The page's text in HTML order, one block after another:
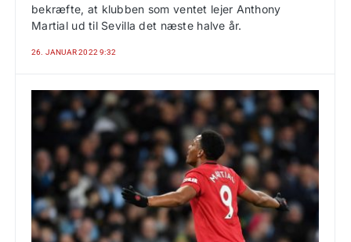
bekræfte, at klubben som ventet lejer Anthony
Martial ud til Sevilla det næste halve år.
26. JANUAR 2022 9:32